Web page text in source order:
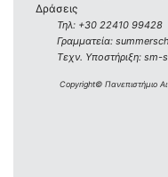
Δράσεις
Τηλ: +30 22410 99428
Γραμματεία:
Τεχν. Υποστήριξη: sm-
Copyright© Πανεπιστήμιο